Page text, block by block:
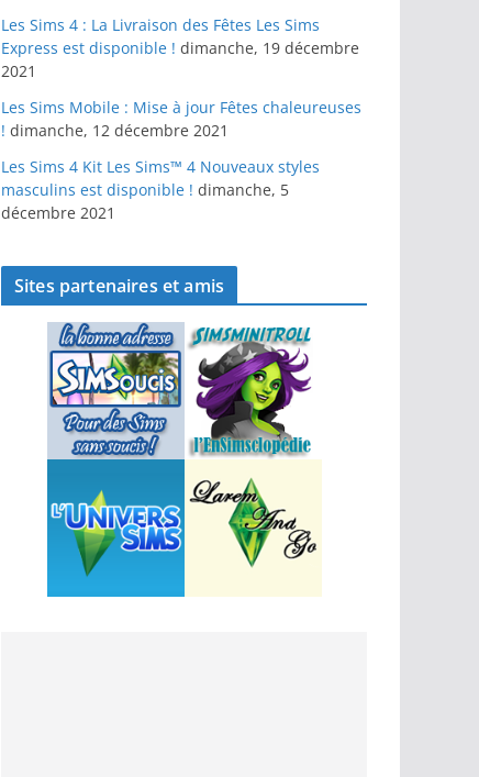
Les Sims 4 : La Livraison des Fêtes Les Sims
Express est disponible ! dimanche, 19 décembre
2021
Les Sims Mobile : Mise à jour Fêtes chaleureuses
! dimanche, 12 décembre 2021
Les Sims 4 Kit Les Sims™ 4 Nouveaux styles
masculins est disponible ! dimanche, 5
décembre 2021
Sites partenaires et amis